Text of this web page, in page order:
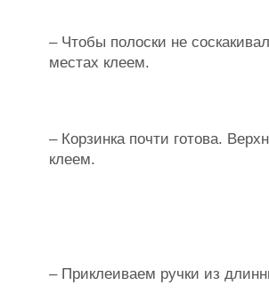
– Чтобы полоски не
местах клеем.
– Корзинка почти готова.
клеем.
– Приклеиваем ручки из